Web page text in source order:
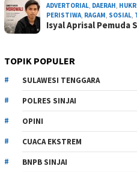
ADVERTORIAL, DAERAH,
PERISTIWA, RAGAM, SOSIAL,
Isyal Aprisal
TOPIK POPULER
SULAWESI TENGGARA
POLRES SINJAI
OPINI
CUACA EKSTREM
BNPB SINJAI